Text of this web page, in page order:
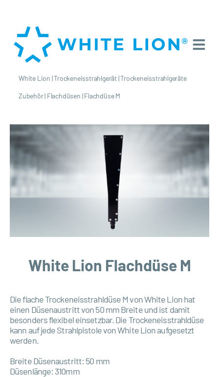
White Lion |Trockeneisstrahlgerät|Trockeneisstrahlgeräte
Zubehör| Flachdüsen |Flachdüse M
White Lion Flachdüse M
Die flache Trockeneisstrahldüse M von White Lion hat
einen Düsenaustritt von 50 mm Breite und ist damit
besonders flexibel einsetzbar. Die Trockeneisstrahldüse
kann auf jede Strahlpistole von White Lion aufgesetzt
werden.
Breite Düsenaustritt: 50 mm
Düsenlänge: 310mm